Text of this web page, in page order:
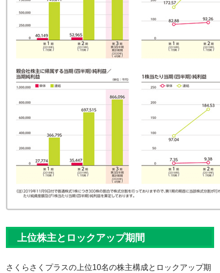
上位株主とロックアップ期間
さくらさくプラスの上位10名の株主構成とロックアップ期